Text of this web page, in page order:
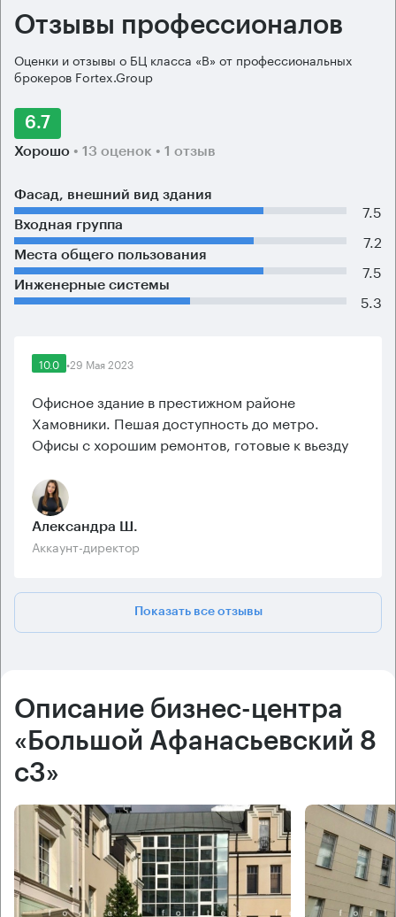
Отзывы профессионалов
Оценки и отзывы о БЦ класса «B» от профессиональных
брокеров Fortex.Group
6.7
Хорошо • 13 оценок • 1 отзыв
Фасад, внешний вид здания
7.5
Входная группа
7.2
Места общего пользования
7.5
Инженерные системы
5.3
10.0 •29 Мая 2023
Офисное здание в престижном районе
Хамовники. Пешая доступность до метро.
Офисы с хорошим ремонтов, готовые к вьезду
Александра Ш.
Аккаунт-директор
Показать все отзывы
Описание бизнес-центра
«Большой Афанасьевский 8
с3»